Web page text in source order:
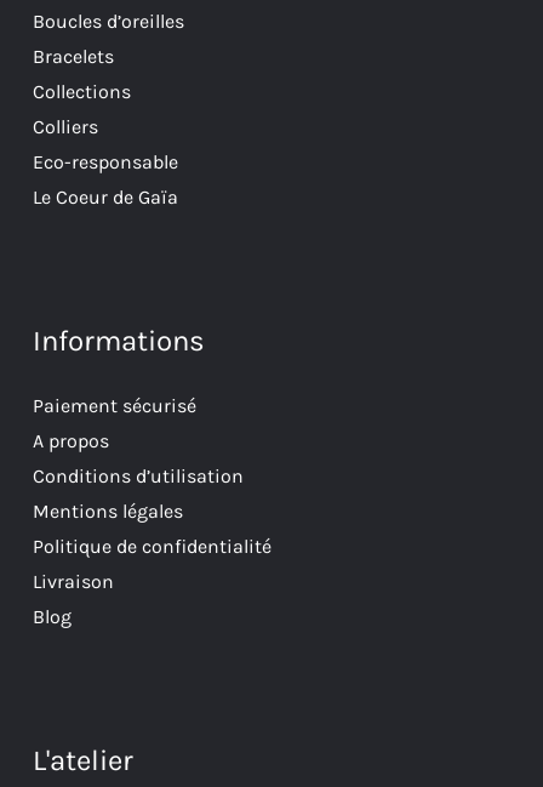
Boucles d’oreilles
Bracelets
Collections
Colliers
Eco-responsable
Le Coeur de Gaïa
Informations
Paiement sécurisé
A propos
Conditions d’utilisation
Mentions légales
Politique de confidentialité
Livraison
Blog
L'atelier